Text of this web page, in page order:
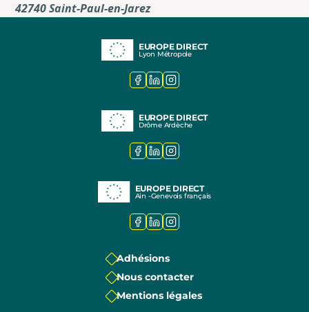
42740 Saint-Paul-en-Jarez
EUROPE DIRECT
Lyon Métropole
EUROPE DIRECT
Drôme Ardèche
EUROPE DIRECT
Ain -Genevois français
Adhésions
Nous contacter
Mentions légales